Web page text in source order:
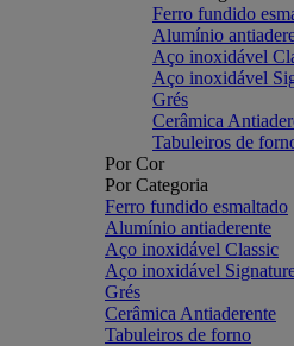
Ferro fundido
Alumínio
Aço inoxidável
Aço inoxidável
Grés
Cerâmica
Tabuleiros de
Por Cor
Por Categoria
Ferro fundido esmaltado
Alumínio antiaderente
Aço inoxidável Classic
Aço inoxidável
Grés
Cerâmica Antiaderente
Tabuleiros de forno